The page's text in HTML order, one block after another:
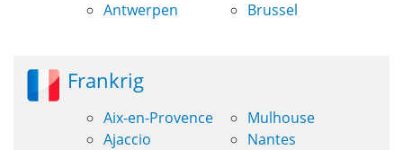
Antwerpen Brussel
Frankrig
Aix-en-Provence
Ajaccio
Mulhouse
Nantes